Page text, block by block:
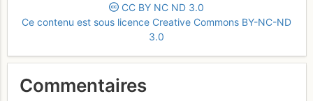
CC BY NC ND 3.0
Ce contenu est sous licence Creative Commons BY-NC-ND
3.0
Commentaires